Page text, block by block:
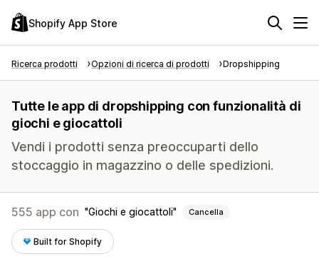
Shopify App Store
Ricerca prodotti Opzioni di ricerca di prodotti Dropshipping
Tutte le app di dropshipping con funzionalità di
giochi e giocattoli
Vendi i prodotti senza preoccuparti dello
stoccaggio in magazzino o delle spedizioni.
555 app con Giochi e giocattoli Cancella
Built for Shopify